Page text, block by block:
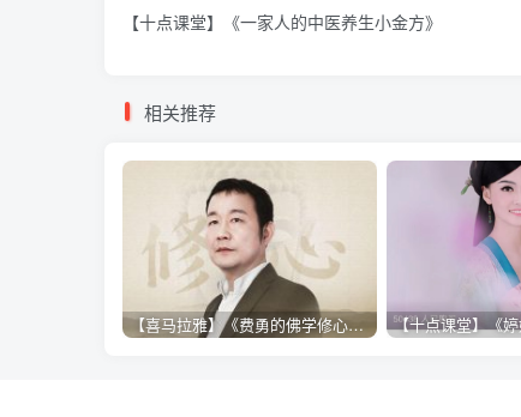
【十点课堂】《一家人的中医养生小金方》
相关推荐
【喜马拉雅】《费勇的佛学修心课》 【十点课堂】《